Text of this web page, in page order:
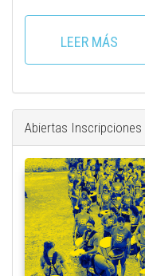
LEER MÁS
Abiertas Inscripciones